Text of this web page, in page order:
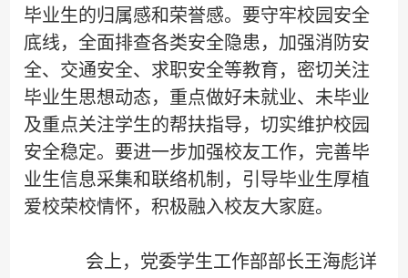
毕业生的归属感和荣誉感。要守牢校园安全
底线，全面排查各类安全隐患，加强消防安
全、交通安全、求职安全等教育，密切关注
毕业生思想动态，重点做好未就业、未毕业
及重点关注学生的帮扶指导，切实维护校园
安全稳定。要进一步加强校友工作，完善毕
业生信息采集和联络机制，引导毕业生厚植
爱校荣校情怀，积极融入校友大家庭。
会上，党委学生工作部部长王海彪详